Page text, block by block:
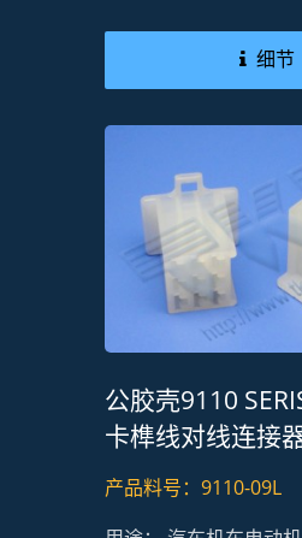
细节
公胶壳9110
卡榫线对线连接
RoHS REACH
产品料号：9110-09L